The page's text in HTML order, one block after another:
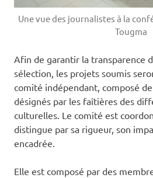
Une vue des journalistes à la
Tougma
Afin de garantir la transparence
sélection, les projets soumis
comité indépendant, composé
désignés par les faîtières des
culturelles. Le comité est
distingue par sa rigueur, son
encadrée.
Elle est composé par des